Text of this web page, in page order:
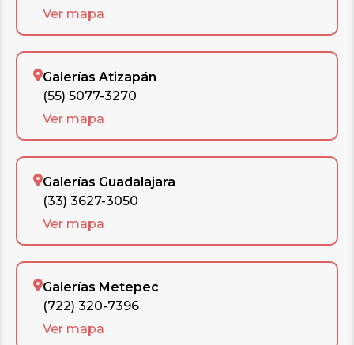
Ver mapa
Galerías Atizapán
(55) 5077-3270
Ver mapa
Galerías Guadalajara
(33) 3627-3050
Ver mapa
Galerías Metepec
(722) 320-7396
Ver mapa